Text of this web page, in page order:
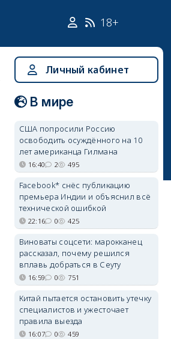
18+
Личный кабинет
В мире
США попросили Россию
освободить осуждённого на 10
лет американца Гилмана
16:40 2 495
Facebook* снёс публикацию
премьера Индии и объяснил всё
технической ошибкой
22:16 0 425
Виноваты соцсети: марокканец
рассказал, почему решился
вплавь добраться в Сеуту
16:59 0 751
Китай пытается остановить утечку
специалистов и ужесточает
правила выезда
16:07 0 459